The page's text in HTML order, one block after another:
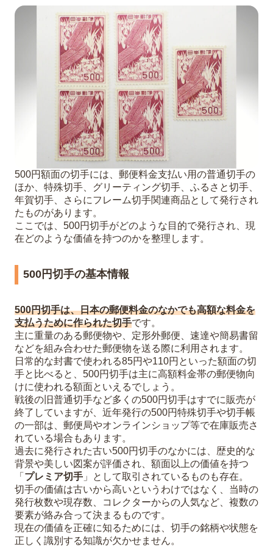
保存状態の良し悪し（シミ・汚れ・破れ
など）
シート状態かバラ状態か
発行年代と希少性
エラー切手（印字ズレ・福耳など）の有
無
500円切手を少しでも高く売るためのコツ
綺麗な状態を保つための保管方法
シートは切り離さずにそのまま査定に出
す
金券ショップではなく切手買取専門店を
利用する
複数の切手をまとめて査定に出す
500円切手の買取は福ちゃんにお任せく
ださい
5 まとめ
質問（Q＆A）
古い500円切手は今でも郵便局で使え
る？
使用済みの500円切手でも買取してもら
える？
切手1枚だけでも査定をお願いできる？
500円額面の切手には、郵便料金支払い用の普通切手の
ほか、特殊切手、グリーティング切手、ふるさと切手、
年賀切手、さらにフレーム切手関連商品として発行され
たものがあります。
ここでは、500円切手がどのような目的で発行され、現
在どのような価値を持つのかを整理します。
500円切手の基本情報
500円切手は、日本の郵便料金のなかでも高額な料金を
支払うために作られた切手です。
主に重量のある郵便物や、定形外郵便、速達や簡易書留
などを組み合わせた郵便物を送る際に利用されます。
日常的な封書で使われる85円や110円といった額面の切
手と比べると、500円切手は主に高額料金帯の郵便物向
けに使われる額面といえるでしょう。
戦後の旧普通切手など多くの500円切手はすでに販売が
終了していますが、近年発行の500円特殊切手や切手帳
の一部は、郵便局やオンラインショップ等で在庫販売さ
れている場合もあります。
過去に発行された古い500円切手のなかには、歴史的な
背景や美しい図案が評価され、額面以上の価値を持つ
「 プレミア切手 」として取引されているものも存在。
切手の価値は古いから高いというわけではなく、当時の
発行枚数や現存数、コレクターからの人気など、複数の
要素が絡み合って決まるものです。
現在の価値を正確に知るためには、切手の銘柄や状態を
正しく識別する知識が欠かせません。